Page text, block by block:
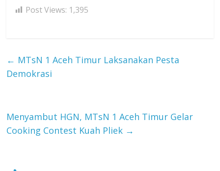
Post Views: 1,395
← MTsN 1 Aceh Timur Laksanakan Pesta
Demokrasi
Menyambut HGN, MTsN 1 Aceh Timur Gelar
Cooking Contest Kuah Pliek →